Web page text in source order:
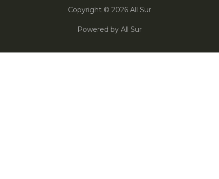
Copyright © 2026 All Sur
Powered by All Sur